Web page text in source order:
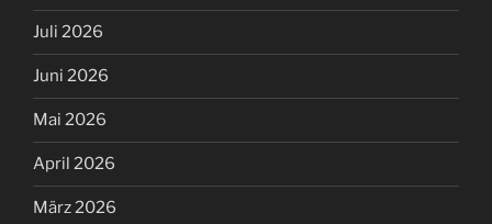
Juli 2026
Juni 2026
Mai 2026
April 2026
März 2026